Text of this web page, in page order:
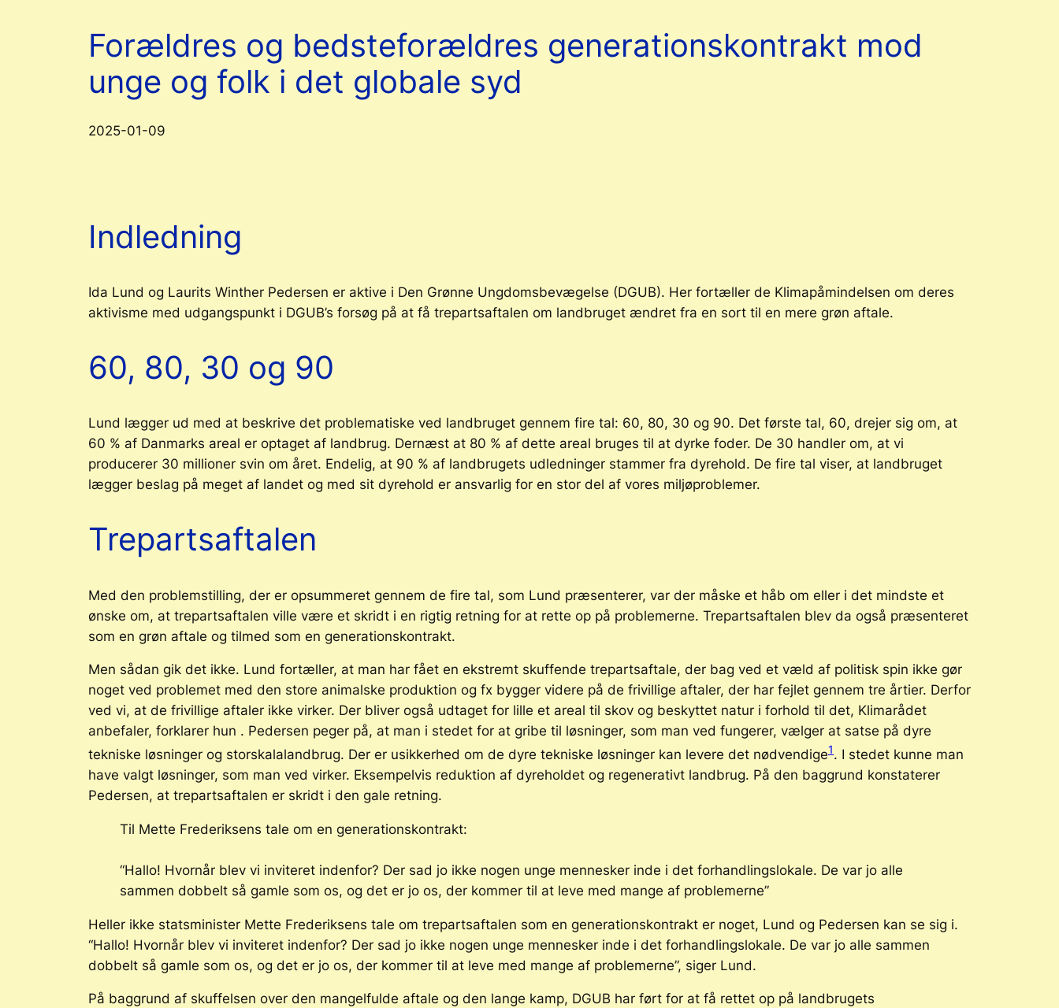
Forældres og bedsteforældres generationskontrakt mod
unge og folk i det globale syd
2025-01-09
Indledning
Ida Lund og Laurits Winther Pedersen er aktive i Den Grønne Ungdomsbevægelse (DGUB). Her fortæller de Klimapåmindelsen om deres
aktivisme med udgangspunkt i DGUB’s forsøg på at få trepartsaftalen om landbruget ændret fra en sort til en mere grøn aftale.
60, 80, 30 og 90
Lund lægger ud med at beskrive det problematiske ved landbruget gennem fire tal: 60, 80, 30 og 90. Det første tal, 60, drejer sig om, at
60 % af Danmarks areal er optaget af landbrug. Dernæst at 80 % af dette areal bruges til at dyrke foder. De 30 handler om, at vi
producerer 30 millioner svin om året. Endelig, at 90 % af landbrugets udledninger stammer fra dyrehold. De fire tal viser, at landbruget
lægger beslag på meget af landet og med sit dyrehold er ansvarlig for en stor del af vores miljøproblemer.
Trepartsaftalen
Med den problemstilling, der er opsummeret gennem de fire tal, som Lund præsenterer, var der måske et håb om eller i det mindste et
ønske om, at trepartsaftalen ville være et skridt i en rigtig retning for at rette op på problemerne. Trepartsaftalen blev da også præsenteret
som en grøn aftale og tilmed som en generationskontrakt.
Men sådan gik det ikke. Lund fortæller, at man har fået en ekstremt skuffende trepartsaftale, der bag ved et væld af politisk spin ikke gør
noget ved problemet med den store animalske produktion og fx bygger videre på de frivillige aftaler, der har fejlet gennem tre årtier. Derfor
ved vi, at de frivillige aftaler ikke virker. Der bliver også udtaget for lille et areal til skov og beskyttet natur i forhold til det, Klimarådet
anbefaler, forklarer hun . Pedersen peger på, at man i stedet for at gribe til løsninger, som man ved fungerer, vælger at satse på dyre
tekniske løsninger og storskalalandbrug. Der er usikkerhed om de dyre tekniske løsninger kan levere det nødvendige1. I stedet kunne man
have valgt løsninger, som man ved virker. Eksempelvis reduktion af dyreholdet og regenerativt landbrug. På den baggrund konstaterer
Pedersen, at trepartsaftalen er skridt i den gale retning.
Til Mette Frederiksens tale om en generationskontrakt:
“Hallo! Hvornår blev vi inviteret indenfor? Der sad jo ikke nogen unge mennesker inde i det forhandlingslokale. De var jo alle
sammen dobbelt så gamle som os, og det er jo os, der kommer til at leve med mange af problemerne”
Heller ikke statsminister Mette Frederiksens tale om trepartsaftalen som en generationskontrakt er noget, Lund og Pedersen kan se sig i.
“Hallo! Hvornår blev vi inviteret indenfor? Der sad jo ikke nogen unge mennesker inde i det forhandlingslokale. De var jo alle sammen
dobbelt så gamle som os, og det er jo os, der kommer til at leve med mange af problemerne”, siger Lund.
På baggrund af skuffelsen over den mangelfulde aftale og den lange kamp, DGUB har ført for at få rettet op på landbrugets